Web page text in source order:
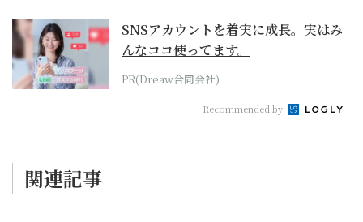
SNSアカウントを着実に成長。実はみ
んなココ使ってます。
PR(Dreaw合同会社)
Recommended by
関連記事